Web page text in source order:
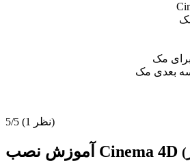
سه بعدی مک
5/5 (1 نظر)
آموزش نصب Cinema 4D